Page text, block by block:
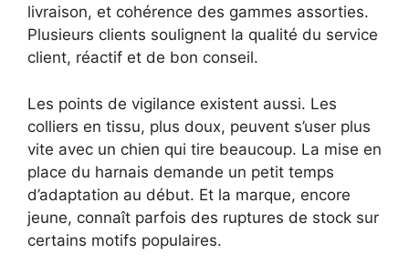
livraison, et cohérence des gammes assorties.
Plusieurs clients soulignent la qualité du service
client, réactif et de bon conseil.
Les points de vigilance existent aussi. Les
colliers en tissu, plus doux, peuvent s’user plus
vite avec un chien qui tire beaucoup. La mise en
place du harnais demande un petit temps
d’adaptation au début. Et la marque, encore
jeune, connaît parfois des ruptures de stock sur
certains motifs populaires.